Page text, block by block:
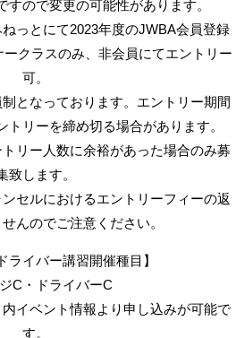
ので変更の可能性があります。
っとにて2023年度のJWBA会員登録
クラスのみ、非会員にてエントリー
可。
となっております。エントリー期間
リーを締め切る場合があります。
リー人数に余裕があった場合のみ募
致します。
セルにおけるエントリーフィーの返
んのでご注意ください。
ライバー講習開催種目】
C・ドライバーC
イベント情報より申し込みが可能で
す。